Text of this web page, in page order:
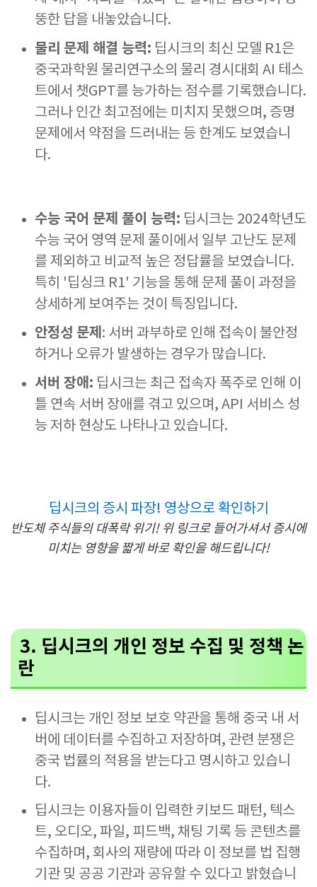
뚱한 답을 내놓았습니다.
물리 문제 해결 능력: 딥시크의 최신 모델 R1은
중국과학원 물리연구소의 물리 경시대회 AI 테스
트에서 챗GPT를 능가하는 점수를 기록했습니다.
그러나 인간 최고점에는 미치지 못했으며, 증명
문제에서 약점을 드러내는 등 한계도 보였습니
다.
수능 국어 문제 풀이 능력: 딥시크는 2024학년도
수능 국어 영역 문제 풀이에서 일부 고난도 문제
를 제외하고 비교적 높은 정답률을 보였습니다.
특히 '딥싱크 R1' 기능을 통해 문제 풀이 과정을
상세하게 보여주는 것이 특징입니다.
안정성 문제 : 서버 과부하로 인해 접속이 불안정
하거나 오류가 발생하는 경우가 많습니다.
서버 장애: 딥시크는 최근 접속자 폭주로 인해 이
틀 연속 서버 장애를 겪고 있으며, API 서비스 성
능 저하 현상도 나타나고 있습니다.
딥시크의 증시 파장! 영상으로 확인하기
반도체 주식들의 대폭락 위기! 위 링크로 들어가셔서 증시에
미치는 영향을 짧게 바로 확인을 해드립니다!
3. 딥시크의 개인 정보 수집 및 정책 논
란
딥시크는 개인 정보 보호 약관을 통해 중국 내 서
버에 데이터를 수집하고 저장하며, 관련 분쟁은
중국 법률의 적용을 받는다고 명시하고 있습니
다.
딥시크는 이용자들이 입력한 키보드 패턴, 텍스
트, 오디오, 파일, 피드백, 채팅 기록 등 콘텐츠를
수집하며, 회사의 재량에 따라 이 정보를 법 집행
기관 및 공공 기관과 공유할 수 있다고 밝혔습니